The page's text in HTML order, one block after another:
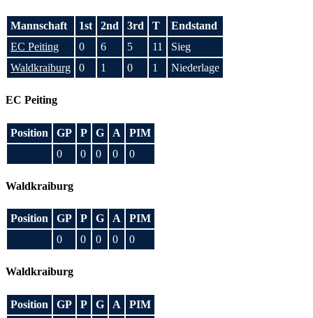
Mannschaft 1st 2nd 3rd T
Endstand
EC Peiting
0 6 5 11
Sieg
Waldkraiburg
0 1 0 1 Niederlage
EC Peiting
Position GP P G A
PIM
0
0 0 0 0
Waldkraiburg
Position GP P G A
PIM
0
0 0 0 0
Waldkraiburg
Position GP P G A
PIM